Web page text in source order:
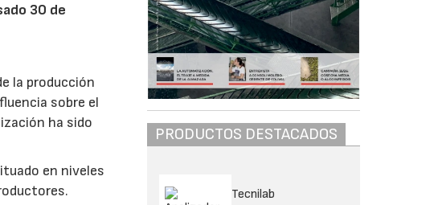
30 de
la producción
sobre el
ha sido
en niveles
PRODUCTOS DESTACADOS
Tecnilab